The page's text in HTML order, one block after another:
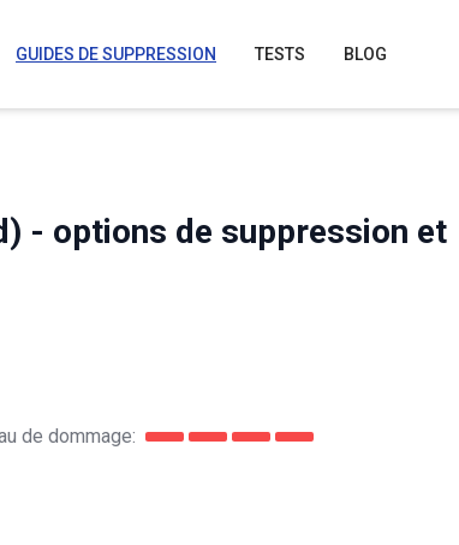
GUIDES DE SUPPRESSION TESTS BLOG
- options de suppression et
de dommage: